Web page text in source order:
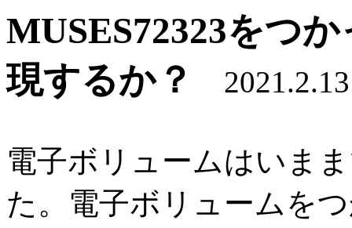
MUSES72323をつ
現するか？
2021.2.13
電子ボリュームはいま
た。電子ボリュームを